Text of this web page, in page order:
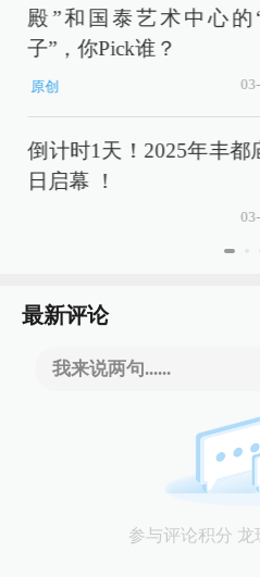
殿”和国泰艺术中心的
子”，你Pick谁？
原创
倒计时1天！2025年丰都
日启幕 ！
最新评论
我来说两句......
参与评论积分